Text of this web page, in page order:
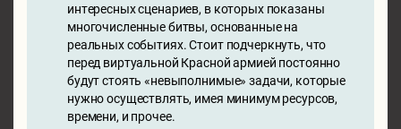
интересных сценариев, в которых показаны
многочисленные битвы, основанные на
реальных событиях. Стоит подчеркнуть, что
перед виртуальной Красной армией постоянно
будут стоять «невыполнимые» задачи, которые
нужно осуществлять, имея минимум ресурсов,
времени, и прочее.